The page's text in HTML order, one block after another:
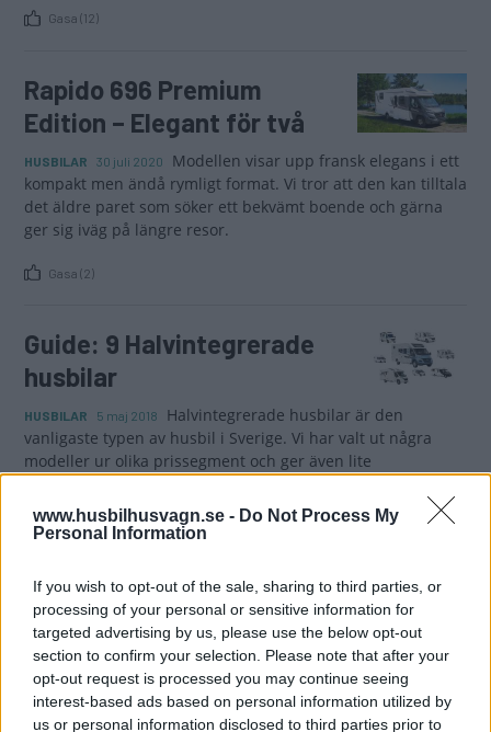
www.husbilhusvagn.se - Do Not Process My
Personal Information
If you wish to opt-out of the sale, sharing to third parties, or
processing of your personal or sensitive information for
targeted advertising by us, please use the below opt-out
section to confirm your selection. Please note that after your
opt-out request is processed you may continue seeing
interest-based ads based on personal information utilized by
us or personal information disclosed to third parties prior to
Gasa (12)
Rapido 696 Premium
Edition – Elegant för två
HUSBILAR 30 juli 2020
Modellen visar upp fransk elegans i ett
kompakt men ändå rymligt format. Vi tror att den kan tilltala
det äldre paret som söker ett bekvämt boende och gärna
ger sig iväg på längre resor.
Gasa (2)
Guide: 9 Halvintegrerade
husbilar
HUSBILAR 5 maj 2018
Halvintegrerade husbilar är den
vanligaste typen av husbil i Sverige. Vi har valt ut några
modeller ur olika prissegment och ger även lite
val!
Rapido 604 FF – med fyra
hjul och kök
HUSBILAR 4 april 2017
Till 2017 erbjuder Rapido en nyhet som
trots sin längd på knappt sex meter är utrustad med en